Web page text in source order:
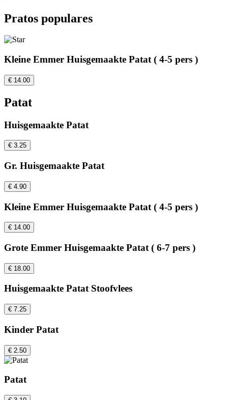
Pratos populares
Kleine Emmer Huisgemaakte Patat ( 4-5 pers )
€ 14.00
Patat
Huisgemaakte Patat
€ 3.25
Gr. Huisgemaakte Patat
€ 4.90
Kleine Emmer Huisgemaakte Patat ( 4-5 pers )
€ 14.00
Grote Emmer Huisgemaakte Patat ( 6-7 pers )
€ 18.00
Huisgemaakte Patat Stoofvlees
€ 7.25
Kinder Patat
€ 2.50
Patat